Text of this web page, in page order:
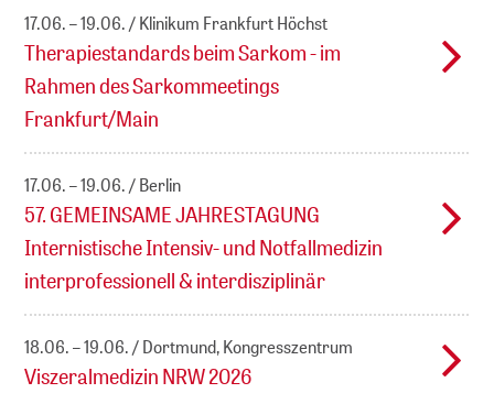
17.06. – 19.06. Klinikum Frankfurt Höchst
Therapiestandards beim Sarkom - im
Rahmen des Sarkommeetings
Frankfurt/Main
17.06. – 19.06. Berlin
57. GEMEINSAME JAHRESTAGUNG
Internistische Intensiv- und Notfallmedizin
interprofessionell & interdisziplinär
18.06. – 19.06. Dortmund, Kongresszentrum
Viszeralmedizin NRW 2026